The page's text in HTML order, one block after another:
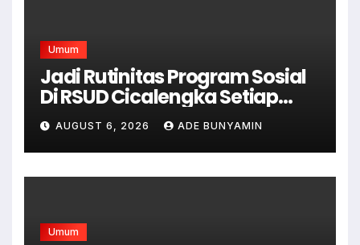
Umum
Jadi Rutinitas Program Sosial
Di RSUD Cicalengka Setiap
Bulan Gelar Sunatan Massal
Bagi Masyarakat Tidak
Mampu
AUGUST 6, 2026 ADE BUNYAMIN
Umum